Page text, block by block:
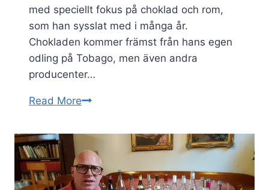
med speciellt fokus på choklad och rom,
som han sysslat med i många år.
Chokladen kommer främst från hans egen
odling på Tobago, men även andra
producenter…
Read MoreJultema
och
Choklad
5
dec